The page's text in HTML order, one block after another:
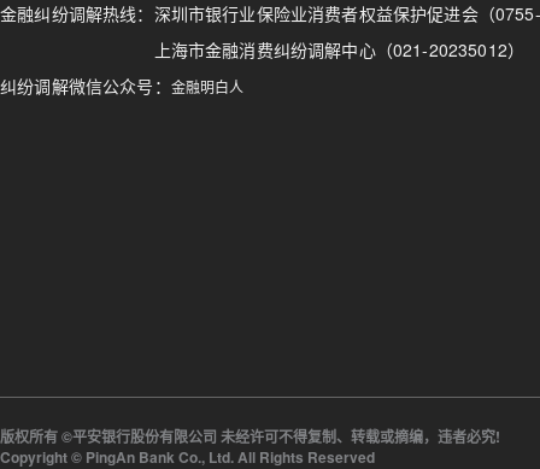
金融纠纷调解热线： 深圳市银行业保险业消费者权益保护促进会（
上海市金融消费纠纷调解中心（021-20235012）
纠纷调解微信公众号： 金融明白人
版权所有 ©平安银行股份有限公司 未经许可不得复制、转载或摘编，违者必究!
Copyright © PingAn Bank Co., Ltd. All Rights Reserved